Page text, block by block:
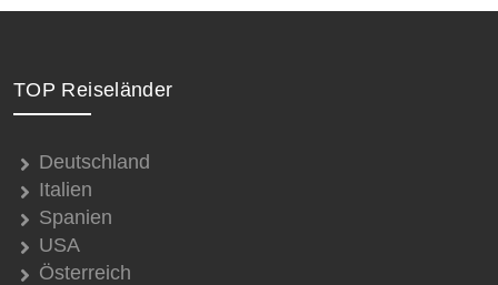
TOP Reiseländer
Deutschland
Italien
Spanien
USA
Österreich